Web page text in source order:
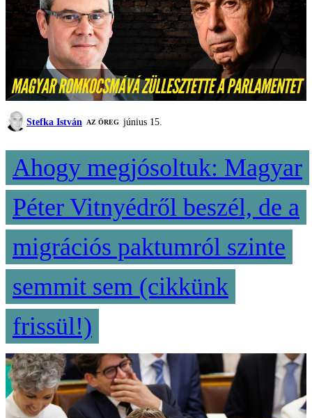
Stefka István AZ ÖREG június 15.
Ahogy megjósoltuk: Magyar
Péter Vitnyédről beszél, de a
migrációs paktumról szinte
semmit sem (cikkünk
frissül!)